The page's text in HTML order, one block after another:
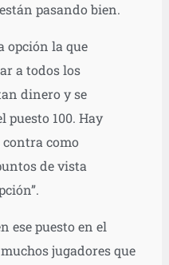
pasando bien.
opción la que
a todos los
dinero y se
puesto 100. Hay
como
de vista
ese puesto en el
jugadores que